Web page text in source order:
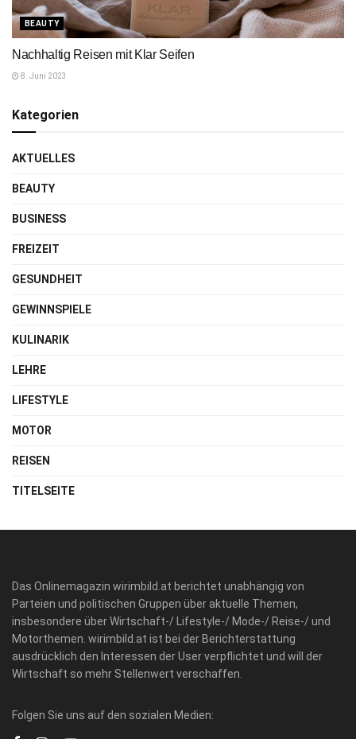
BEAUTY
Nachhaltig Reisen mit Klar Seifen
8. Juni 2023
Kategorien
AKTUELLES
BEAUTY
BUSINESS
FREIZEIT
GESUNDHEIT
GEWINNSPIELE
KULINARIK
LEHRE
LIFESTYLE
MOTOR
REISEN
TITELSEITE
Das Onlinemagazin wirimbild.at berichtet unabhängig von
Parteien und politischen Gruppen über aktuelle Themen,
insbesondere über Wirtschaft-/ Lifestyle-/ Mode-/ Reise-/ und
Motorthemen. wirimbild.at ist bei der Berichterstattung
ausdrücklich den Interessen der User verpflichtet und will der
Wirtschaft so mehr Stellenwert verschaffen.
Folgen Sie uns auf den sozialen Medien: